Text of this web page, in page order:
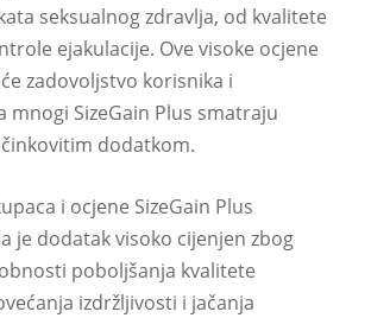
seksualnog zdravlja, od kvalitete
ejakulacije. Ove visoke ocjene
zadovoljstvo korisnika i
mnogi SizeGain Plus smatraju
dodatkom.
i ocjene SizeGain Plus
je dodatak visoko cijenjen zbog
poboljšanja kvalitete
izdržljivosti i jačanja